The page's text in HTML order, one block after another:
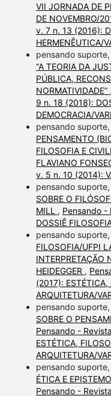
VII JORNADA DE
DE NOVEMBRO/
v. 7 n. 13 (2016):
HERMENÊUTICA/
pensando suporte,
“A TEORIA DA
PÚBLICA,
NORMATIVIDADE” ,
9 n. 18 (2018):
DEMOCRACIA/
pensando suporte,
PENSAMENTO
FILOSOFIA E
FLAVIANO
v. 5 n. 10 (2014):
pensando suporte,
SOBRE O
MILL , Pensando -
DOSSIÊ
pensando suporte,
FILOSOFIA/UFPI
INTERPRETAÇÃO
HEIDEGGER ,
(2017): ESTÉTICA,
ARQUITETURA/
pensando suporte,
SOBRE O
Pensando -
ESTÉTICA,
ARQUITETURA/
pensando suporte,
ÉTICA E
Pensando -